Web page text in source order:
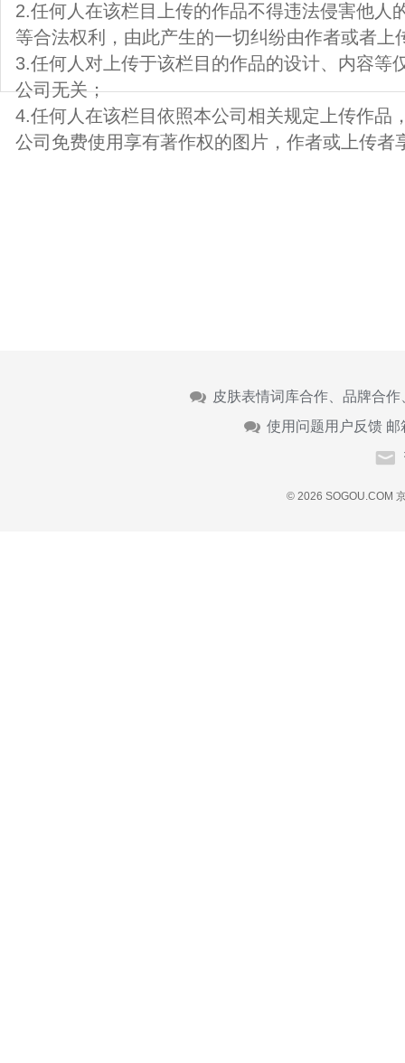
2.任何人在该栏目上传的作品不得违法侵害他人
等合法权利，由此产生的一切纠纷由作者或者上
3.任何人对上传于该栏目的作品的设计、内容等
公司无关；
4.任何人在该栏目依照本公司相关规定上传作品
公司免费使用享有著作权的图片，作者或上传者
皮肤表情词库合作、品牌合
使用问题用户反馈 邮
© 2026 SOGOU.COM